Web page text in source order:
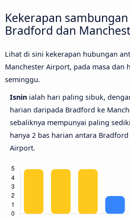
Kekerapan
Bradford dan
Lihat di sini kekerapan hubungan
Manchester Airport, pada masa dan
seminggu.
Isnin ialah hari paling sibuk,
harian daripada Bradford ke
sebaliknya mempunyai paling
hanya 2 bas harian antara
Airport.